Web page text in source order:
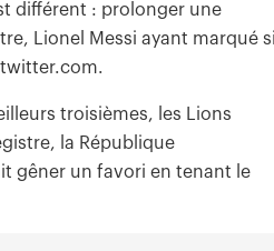
différent : prolonger une
Lionel Messi ayant marqué
troisièmes, les Lions
la République
gêner un favori en tenant le